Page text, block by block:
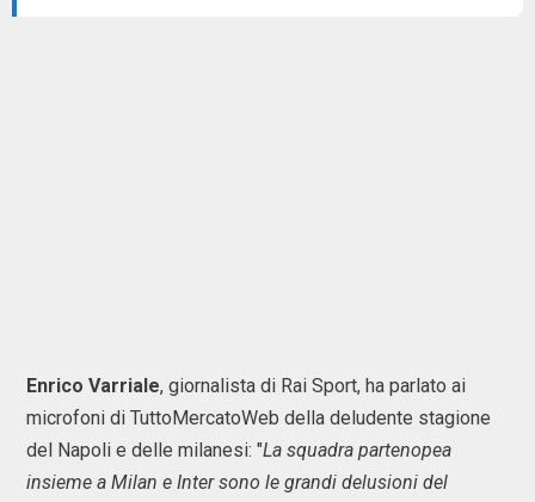
Enrico Varriale, giornalista di Rai Sport, ha parlato ai
microfoni di TuttoMercatoWeb della deludente stagione
del Napoli e delle milanesi: "La squadra partenopea
insieme a Milan e Inter sono le grandi delusioni del